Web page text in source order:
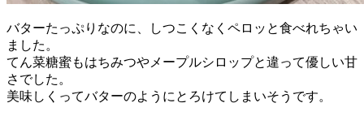
バターたっぷりなのに、しつこくなくペロッと食べれちゃい
ました。
てん菜糖蜜もはちみつやメープルシロップと違って優しい甘
さでした。
美味しくってバターのようにとろけてしまいそうです。